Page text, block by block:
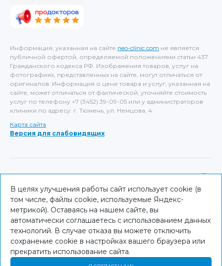
Информация, указанная на сайте neo-clinic.com не является
публичной офертой, определяемой положениями статьи 437
Гражданского кодекса РФ. Изображения товаров, услуг на
фотографиях, представленных на сайте, могут отличаться от
оригиналов. Информация о цене товара и услуг, указанная на
сайте, может отличаться от фактической, уточняйте стоимость
услуг по телефону +7 (3452) 39-09-05 или у администраторов
клиники по адресу: г. Тюмень, ул. Немцова, 4
Карта сайта
Версия для слабовидящих
© NEO Clinic — 2026
КОНСУЛЬТАЦИЯ СПЕЦИАЛИСТА
В целях улучшения работы сайт использует cookie (в
том числе, файлы cookie, используемые Яндекс-
метрикой). Оставаясь на нашем сайте, вы
автоматически соглашаетесь с использованием данных
технологий. В случае отказа вы можете отключить
сохранение cookie в настройках вашего браузера или
прекратить использование сайта.